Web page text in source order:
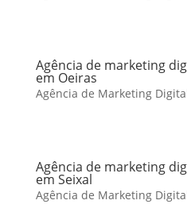
Agência de marketing
em Oeiras
Agência de Marketing
Agência de marketing
em Seixal
Agência de Marketing